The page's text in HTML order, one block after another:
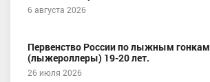
6 августа 2026
Первенство России по лыжным гонкам
(лыжероллеры) 19-20 лет.
26 июля 2026